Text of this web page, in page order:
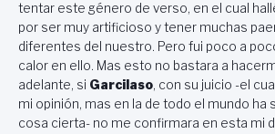
tentar este género de verso, en el cual
por ser muy artificioso y tener muchas
diferentes del nuestro. Pero fui poco a
calor en ello. Mas esto no bastara a
adelante, si Garcilaso, con su juicio -el
mi opinión, mas en la de todo el mundo ha
cosa cierta- no me confirmara en esta mi